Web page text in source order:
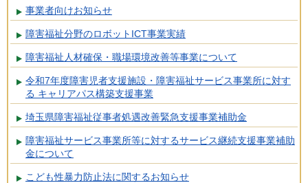
事業者向けお知らせ
障害福祉分野のロボットICT事業実績
障害福祉人材確保・職場環境改善等事業について
令和7年度障害児者支援施設・障害福祉サービス事業所に対す
る キャリアパス構築支援事業
埼玉県障害福祉従事者処遇改善緊急支援事業補助金
障害福祉サービス事業所等に対するサービス継続支援事業補助
金について
こども性暴力防止法に関するお知らせ